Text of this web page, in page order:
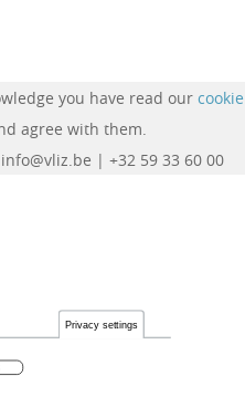
you have read our cookie
agree with them.
| +32 59 33 60 00
Privacy settings